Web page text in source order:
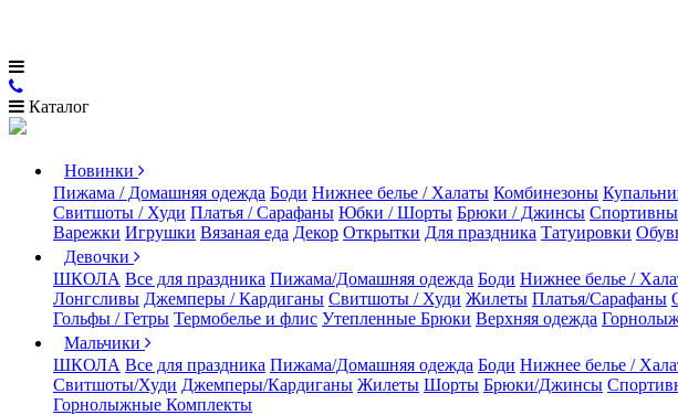
Каталог
Новинки
Пижама / Домашняя одежда Боди Нижнее белье / Халаты Комбинезоны
Свитшоты / Худи Платья / Сарафаны Юбки / Шорты Брюки / Джинсы
Варежки Игрушки Вязаная еда Декор Открытки Для праздника Татуировки
Девочки
ШКОЛА Все для праздника Пижама/Домашняя одежда Боди Нижнее белье /
Лонгсливы Джемперы / Кардиганы Свитшоты / Худи Жилеты Платья/Сарафаны
Гольфы / Гетры Термобелье и флис Утепленные Брюки Верхняя одежда
Мальчики
ШКОЛА Все для праздника Пижама/Домашняя одежда Боди Нижнее белье /
Свитшоты/Худи Джемперы/Кардиганы Жилеты Шорты Брюки/Джинсы
Горнолыжные Комплекты